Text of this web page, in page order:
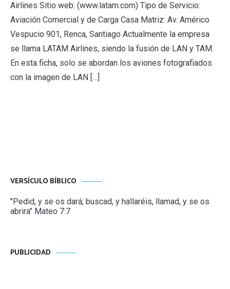
Airlines Sitio web: (www.latam.com) Tipo de Servicio:
Aviación Comercial y de Carga Casa Matriz: Av. Américo
Vespucio 901, Renca, Santiago Actualmente la empresa
se llama LATAM Airlines, siendo la fusión de LAN y TAM.
En esta ficha, solo se abordan los aviones fotografiados
con la imagen de LAN […]
VERSÍCULO BÍBLICO
"Pedid, y se os dará; buscad, y hallaréis, llamad, y se os
abrira" Mateo 7:7
PUBLICIDAD